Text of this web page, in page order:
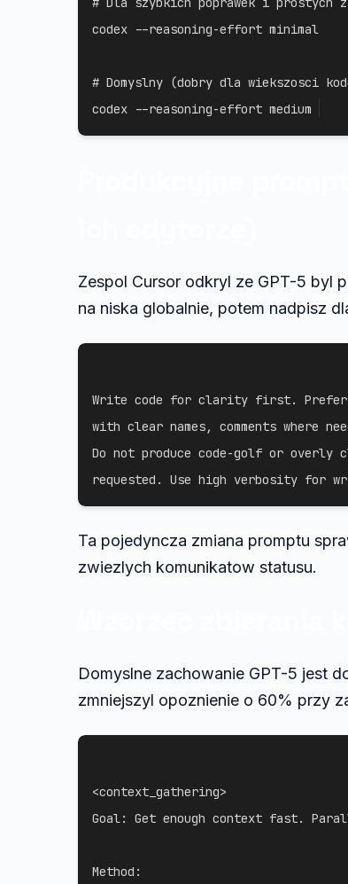
codex --reasoning-effort minimal
# Domyslny (dobry dla wiekszosci
codex --reasoning-effort medium
Zespol Cursor odkryl ze GPT-5 byl
na niska globalnie, potem nadpisz
Write code for clarity first. Prefer
with clear names, comments where
Do not produce code-golf or
requested. Use high verbosity for
Ta pojedyncza zmiana promptu
zwiezlych komunikatow statusu.
Domyslne zachowanie GPT-5 jest
zmniejszyl opoznienie o 60% przy
<context_gathering>
Goal: Get enough context fast.
Method: